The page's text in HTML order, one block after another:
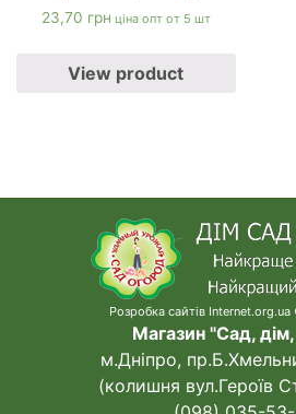
23,70 грн ціна опт от 5 шт
View product
Розробка сайтів
Магазин "Сад,
м.Дніпро,
(колишня вул.Героїв